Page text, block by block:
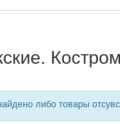
либо товары